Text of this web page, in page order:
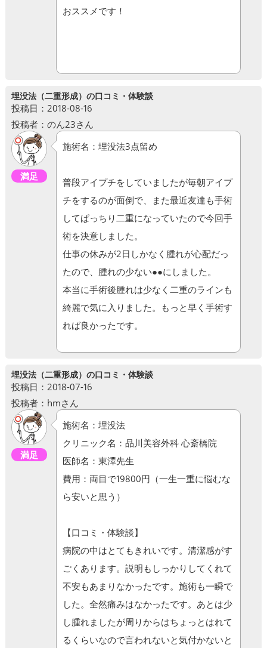
おススメです！
埋没法（二重形成）の口コミ・体験談
投稿日：2018-08-16
投稿者：のん23さん
満足
施術名：埋没法3点留め
普段アイプチをしていましたが毎朝アイプ
チをするのが面倒で、また最近友達も手術
してぱっちり二重になっていたので今回手
術を決意しました。
仕事の休みが2日しかなく腫れが心配だっ
たので、腫れの少ない●●にしました。
本当に手術後腫れは少なく二重のラインも
綺麗で気に入りました。もっと早く手術す
れば良かったです。
埋没法（二重形成）の口コミ・体験談
投稿日：2018-07-16
投稿者：hmさん
満足
施術名：埋没法
クリニック名：品川美容外科 心斎橋院
医師名：東澤先生
費用：両目で19800円（一生一重に悩むな
ら安いと思う）
【口コミ・体験談】
病院の中はとてもきれいです。清潔感がす
ごくあります。説明もしっかりしてくれて
不安もあまりなかったです。施術も一瞬で
した。全然痛みはなかったです。あとは少
し腫れましたが周りからはちょっとはれて
るくらいなので言われないと気付かないと